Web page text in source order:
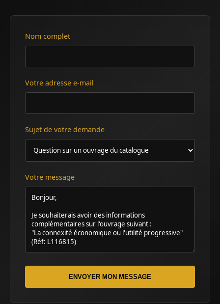
Nom complet
Votre adresse e-mail
Sujet de votre demande
Votre message
ENVOYER MON MESSAGE